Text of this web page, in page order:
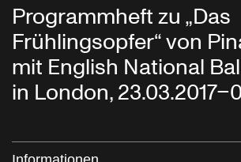
Programmheft zu „Das
Frühlingsopfer“ von
mit English National
in London,